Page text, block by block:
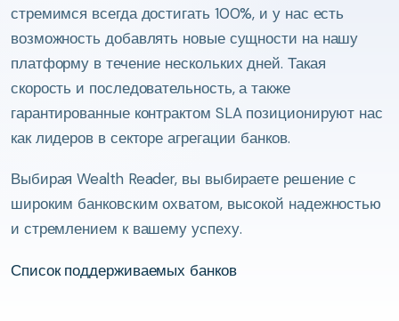
стремимся всегда достигать 100%, и у нас есть
возможность добавлять новые сущности на нашу
платформу в течение нескольких дней. Такая
скорость и последовательность, а также
гарантированные контрактом SLA позиционируют нас
как лидеров в секторе агрегации банков.
Выбирая Wealth Reader, вы выбираете решение с
широким банковским охватом, высокой надежностью
и стремлением к вашему успеху.
Список поддерживаемых банков